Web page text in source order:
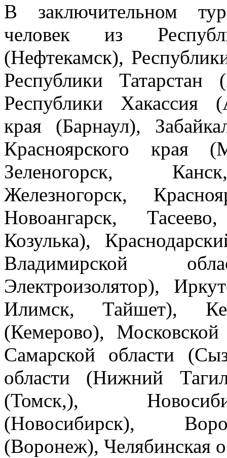
В заключительном
человек из
(Нефтекамск),
Республики
Республики Хакассия
края (Барнаул),
Красноярского края
Зеленогорск,
Железногорск,
Новоангарск,
Козулька),
Владимирской
Электроизолятор),
Илимск, Тайшет),
(Кемерово),
Самарской области
области (Нижний
(Томск,),
(Новосибирск),
(Воронеж), Челябинская